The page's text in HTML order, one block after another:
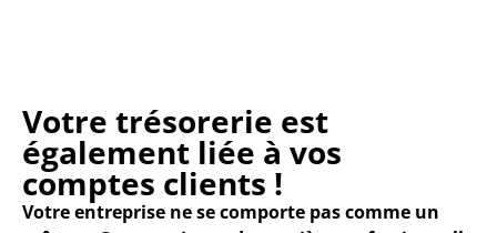
Votre trésorerie est
également liée à vos
comptes clients !
Votre entreprise ne se comporte pas comme un